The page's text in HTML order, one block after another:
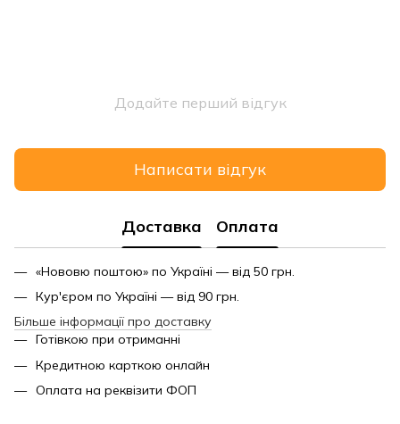
Додайте перший відгук
Написати відгук
Доставка Оплата
«Нововю поштою» по Україні — від 50 грн.
Кур'єром по Україні — від 90 грн.
Більше інформації про доставку
Готівкою при отриманні
Кредитною карткою онлайн
Оплата на реквізити ФОП